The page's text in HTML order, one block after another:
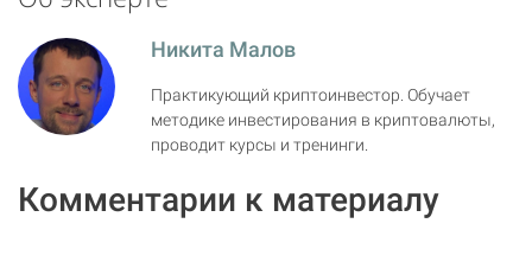
Никита Малов
Практикующий криптоинвестор. Обучает
методике инвестирования в криптовалюты,
проводит курсы и тренинги.
Комментарии к материалу